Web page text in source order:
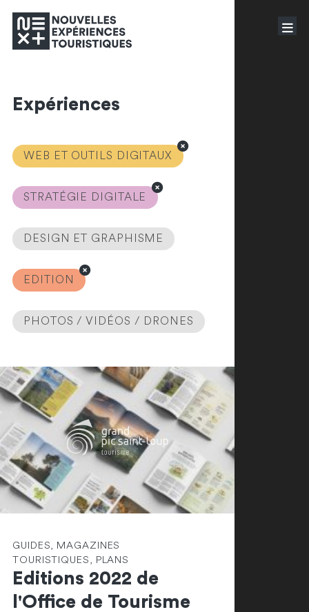
Expériences
WEB ET OUTILS DIGITAUX
STRATÉGIE DIGITALE
DESIGN ET GRAPHISME
EDITION
PHOTOS / VIDÉOS / DRONES
GUIDES, MAGAZINES
TOURISTIQUES, PLANS
Editions 2022 de
l'Office de Tourisme